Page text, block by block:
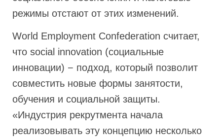
режимы отстают от этих изменений.
World Employment Confederation считает,
что social innovation (социальные
инновации) − подход, который позволит
совместить новые формы занятости,
обучения и социальной защиты.
«Индустрия рекрутмента начала
реализовывать эту концепцию несколько